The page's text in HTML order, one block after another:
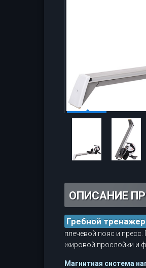
ОПИСАНИЕ
Гребной
плечевой пояс и
жировой прослойки и
Магнитная система